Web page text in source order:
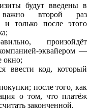
будут введены в
важно второй раз
только после этого
произойдёт
эквайером —
окно;
ввести код, который
после того, как
о том, что платёж
законченной.